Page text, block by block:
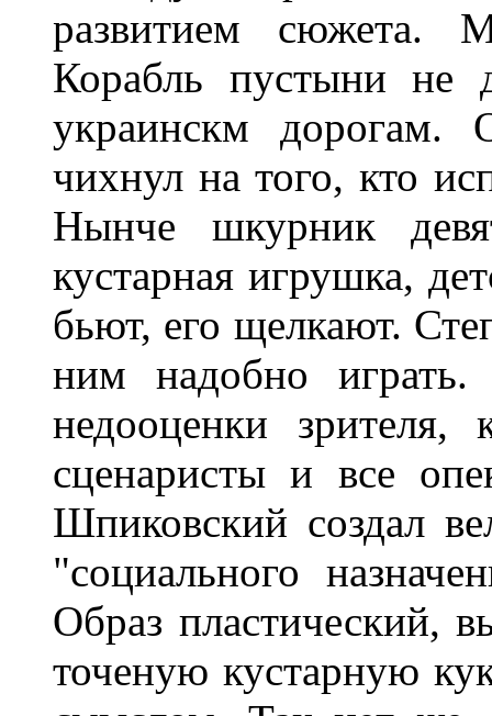
развитием сюжета.
Корабль пустыни не
украинскм
чихнул на того, кто
Нынче шкурник
кустарная игрушка,
бьют, его щелкают.
ним надобно
недооценки
сценаристы и все
Шпиковский создал
"социального
Образ пластический,
точеную кустарную